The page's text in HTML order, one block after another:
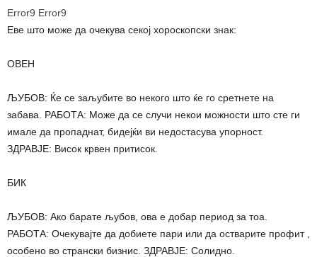
Error9 Error9
Еве што може да очекува секој хороскопски знак:
ОВЕН
ЉУБОВ: Ќе се заљубите во некого што ќе го сретнете на
забава. РАБОТА: Може да се случи некои можности што сте ги
имале да пропаднат, бидејќи ви недостасува упорност.
ЗДРАВЈЕ: Висок крвен притисок.
БИК
ЉУБОВ: Ако барате љубов, ова е добар период за тоа.
РАБОТА: Очекувајте да добиете пари или да остварите профит ,
особено во странски бизнис. ЗДРАВЈЕ: Солидно.